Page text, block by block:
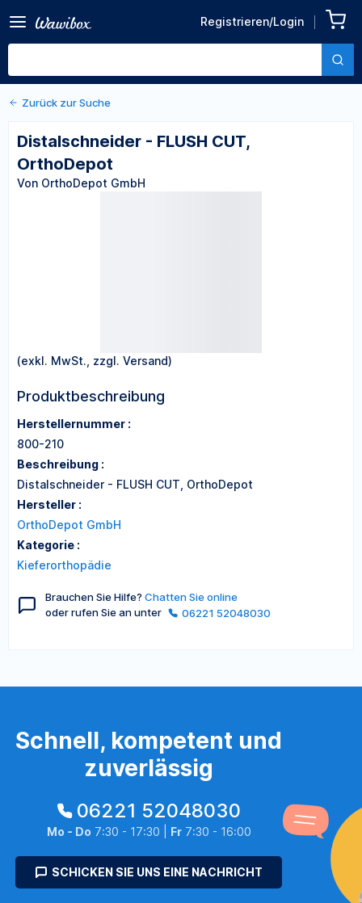
Registrieren/Login
CUT, OrthoDepot
Von OrthoDepot GmbH
Zurück zu den Produktdetails
Zurück zur Suche
Distalschneider - FLUSH CUT,
OrthoDepot
Von OrthoDepot GmbH
(exkl. MwSt., zzgl. Versand)
Produktbeschreibung
Herstellernummer :
800-210
Beschreibung :
Distalschneider - FLUSH CUT, OrthoDepot
Hersteller :
OrthoDepot GmbH
Kategorie :
Kieferorthopädie
Brauchen Sie Hilfe? Chatten Sie online
oder rufen Sie an unter
06221 52048030
Schnell, kompetent und
zuverlässig
06221 52048030
Mo - Do 7:30 - 17:30 | Fr7:30 - 16:00
SCHICKEN SIE UNS EINE NACHRICHT